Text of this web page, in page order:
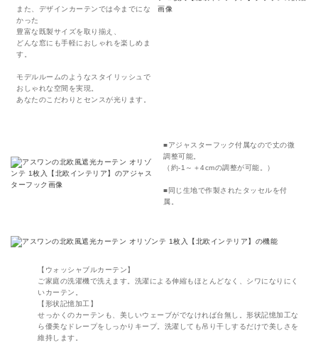
また、デザインカーテンでは今までにな
かった
豊富な既製サイズを取り揃え、
どんな窓にも手軽におしゃれを楽しめま
す。
モデルルームのようなスタイリッシュで
おしゃれな空間を実現。
あなたのこだわりとセンスが光ります。
■アジャスターフック付属なので丈の微
調整可能。
（約-1～＋4cmの調整が可能。）
■同じ生地で作製されたタッセルを付
属。
【ウォッシャブルカーテン】
ご家庭の洗濯機で洗えます。洗濯による伸縮もほとんどなく、シワになりにく
いカーテン。
【形状記憶加工】
せっかくのカーテンも、美しいウェーブがでなければ台無し。形状記憶加工な
ら優美なドレープをしっかりキープ。洗濯しても吊り干しするだけで美しさを
維持します。